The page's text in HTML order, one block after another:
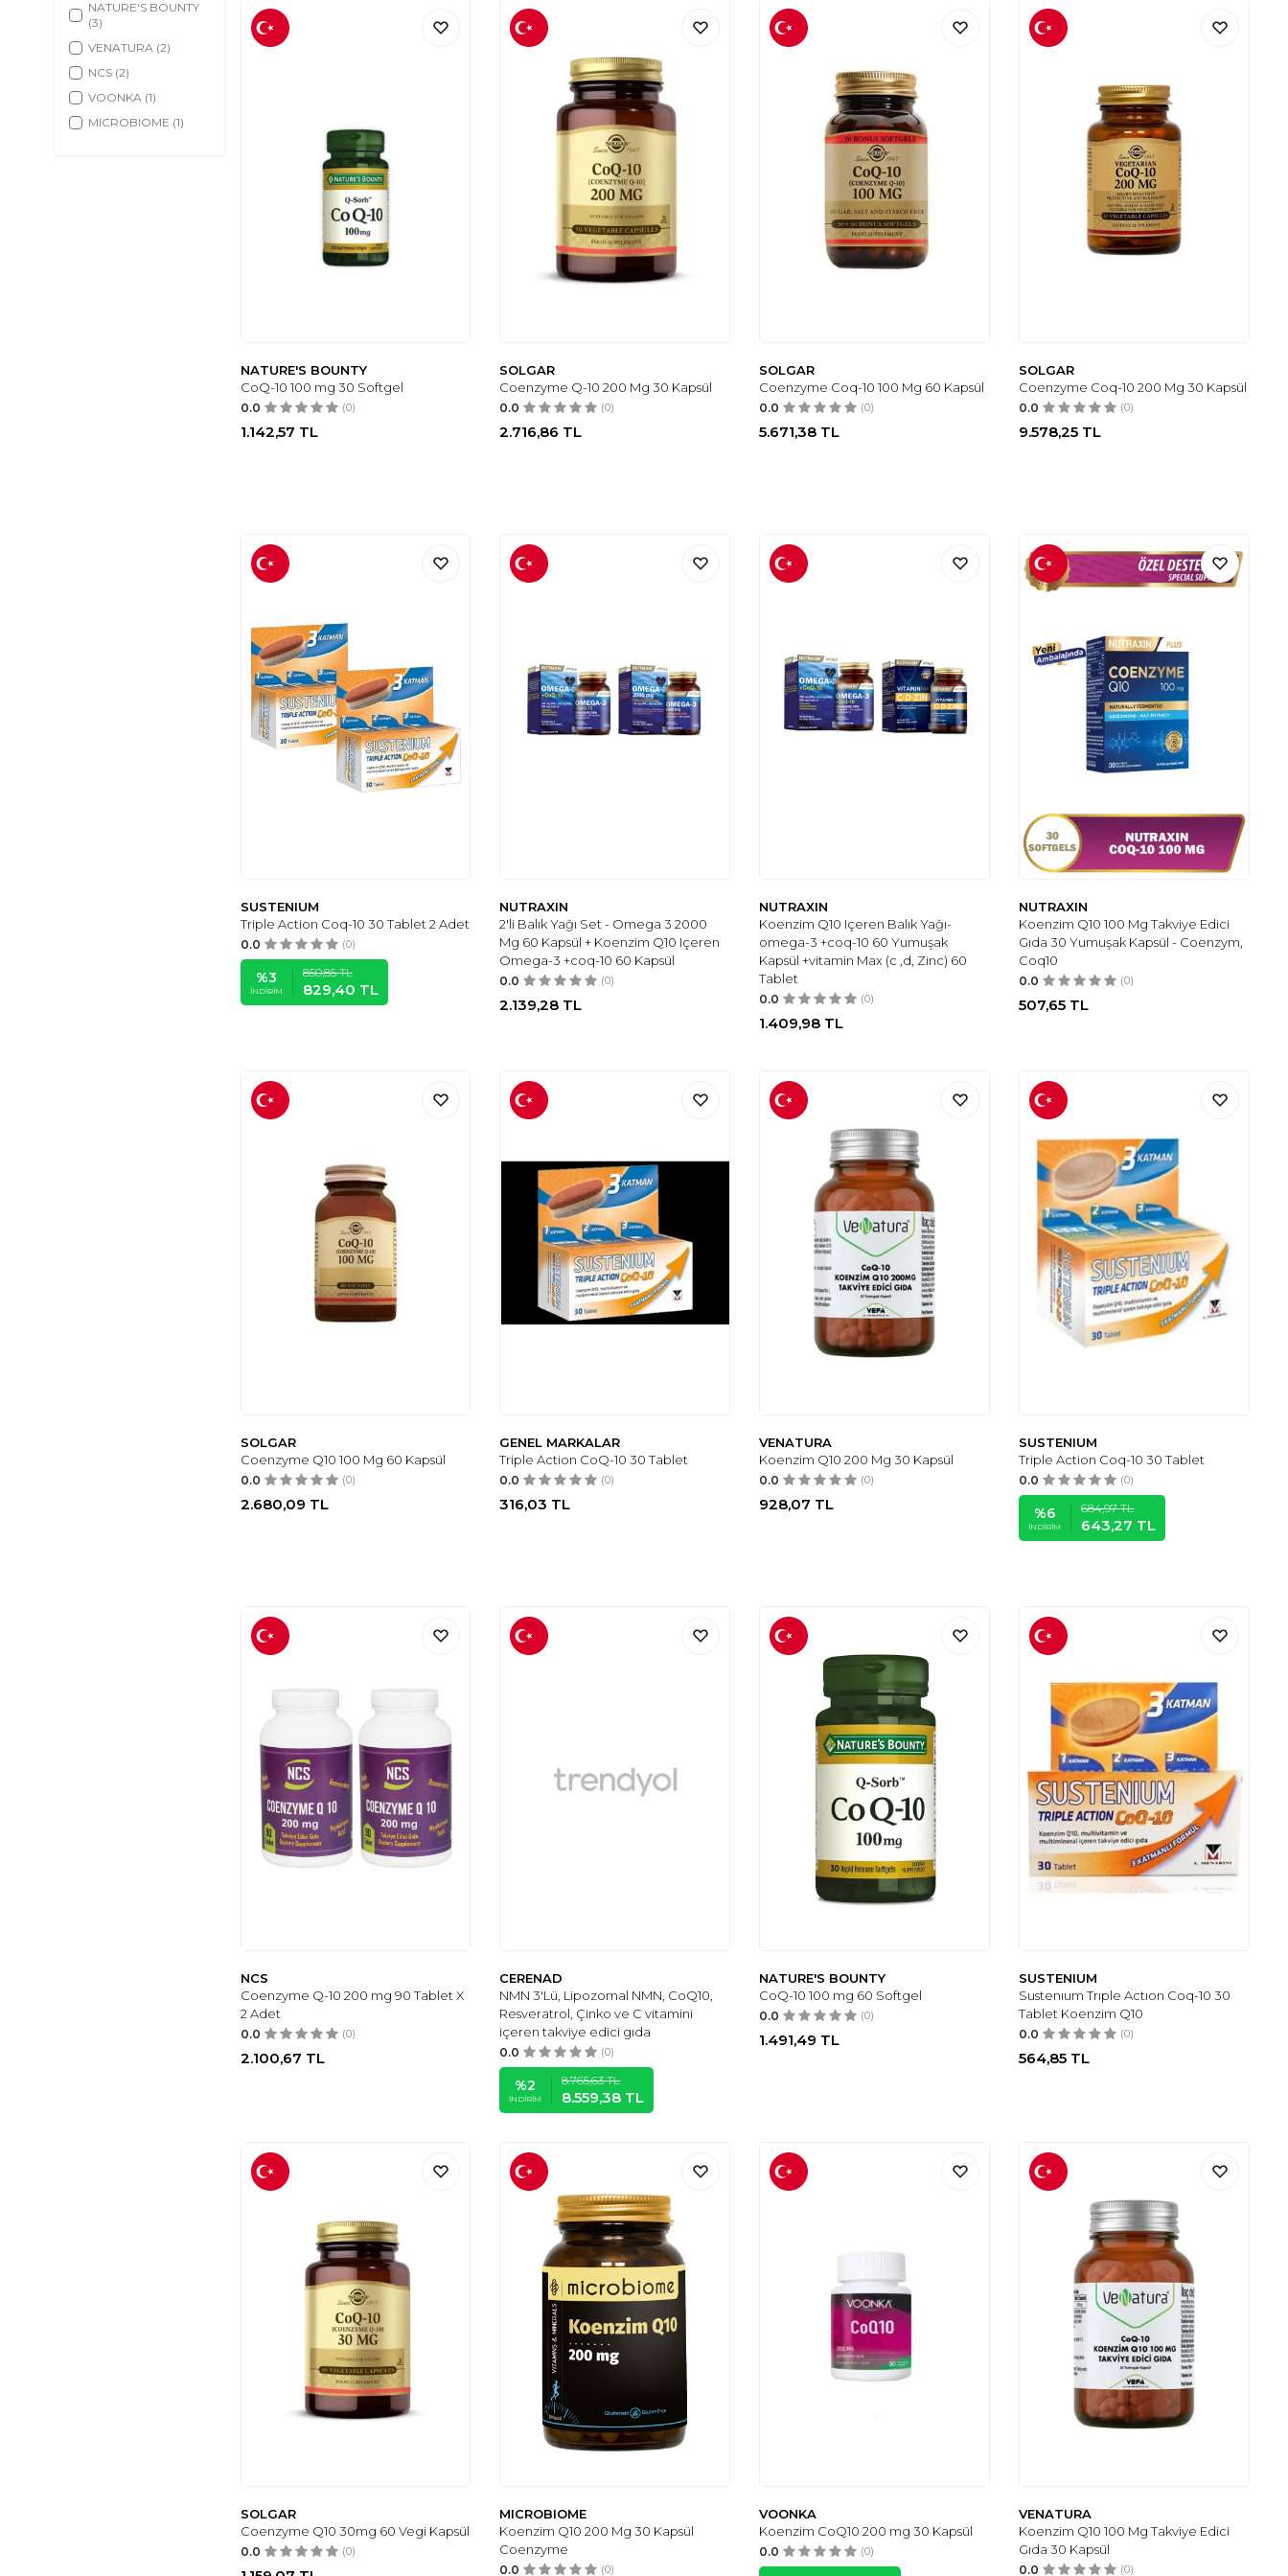
Vitamin D3 (65)
NATURE'S BOUNTY
(3)
VENATURA (2)
NCS (2)
VOONKA (1)
MICROBIOME (1)
NATURE'S BOUNTY
CoQ-10 100 mg 30 Softgel
0.0 (0)
1.142,57 TL
SOLGAR
Coenzyme Q-10 200 Mg 30 Kapsül
0.0 (0)
2.716,86 TL
SOLGAR
Coenzyme Coq-10 100 Mg 60 Kapsül
0.0 (0)
5.671,38 TL
SOLGAR
Coenzyme Coq-10 200 Mg 30 Kapsül
0.0 (0)
9.578,25 TL
SUSTENIUM
Triple Action Coq-10 30 Tablet 2 Adet
0.0 (0)
%3
İNDIRIM
850,85TL
829,40 TL
NUTRAXIN
2'li Balık Yağı Set - Omega 3 2000
Mg 60 Kapsül + Koenzim Q10 Içeren
Omega-3 +coq-10 60 Kapsül
0.0 (0)
2.139,28 TL
NUTRAXIN
Koenzim Q10 Içeren Balık Yağı-
omega-3 +coq-10 60 Yumuşak
Kapsül +vitamin Max (c ,d, Zinc) 60
Tablet
0.0 (0)
1.409,98 TL
NUTRAXIN
Koenzim Q10 100 Mg Takviye Edici
Gıda 30 Yumuşak Kapsül - Coenzym,
Coq10
0.0 (0)
507,65 TL
SOLGAR
Coenzyme Q10 100 Mg 60 Kapsül
0.0 (0)
2.680,09 TL
GENEL MARKALAR
Triple Action CoQ-10 30 Tablet
0.0 (0)
316,03 TL
VENATURA
Koenzim Q10 200 Mg 30 Kapsül
0.0 (0)
928,07 TL
SUSTENIUM
Triple Action Coq-10 30 Tablet
0.0 (0)
%6
İNDIRIM
684,97TL
643,27 TL
NCS
Coenzyme Q-10 200 mg 90 Tablet X
2 Adet
0.0 (0)
2.100,67 TL
CERENAD
NMN 3'Lü, Lipozomal NMN, CoQ10,
Resveratrol, Çinko ve C vitamini
içeren takviye edici gıda
0.0 (0)
%2
İNDIRIM
8.765,63TL
8.559,38 TL
NATURE'S BOUNTY
CoQ-10 100 mg 60 Softgel
0.0 (0)
1.491,49 TL
SUSTENIUM
Sustenıum Trıple Actıon Coq-10 30
Tablet Koenzim Q10
0.0 (0)
564,85 TL
SOLGAR
Coenzyme Q10 30mg 60 Vegi Kapsül
0.0 (0)
MICROBIOME
Koenzim Q10 200 Mg 30 Kapsül
Coenzyme
0.0 (0)
VOONKA
Koenzim CoQ10 200 mg 30 Kapsül
0.0 (0)
VENATURA
Koenzim Q10 100 Mg Takviye Edici
Gıda 30 Kapsül
0.0 (0)